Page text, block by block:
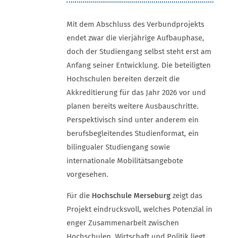
Mit dem Abschluss des Verbundprojekts
endet zwar die vierjährige Aufbauphase,
doch der Studiengang selbst steht erst am
Anfang seiner Entwicklung. Die beteiligten
Hochschulen bereiten derzeit die
Akkreditierung für das Jahr 2026 vor und
planen bereits weitere Ausbauschritte.
Perspektivisch sind unter anderem ein
berufsbegleitendes Studienformat, ein
bilingualer Studiengang sowie
internationale Mobilitätsangebote
vorgesehen.
Für die Hochschule Merseburg zeigt das
Projekt eindrucksvoll, welches Potenzial in
enger Zusammenarbeit zwischen